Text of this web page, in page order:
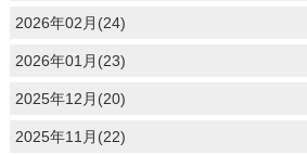
2026年02月(24)
2026年01月(23)
2025年12月(20)
2025年11月(22)